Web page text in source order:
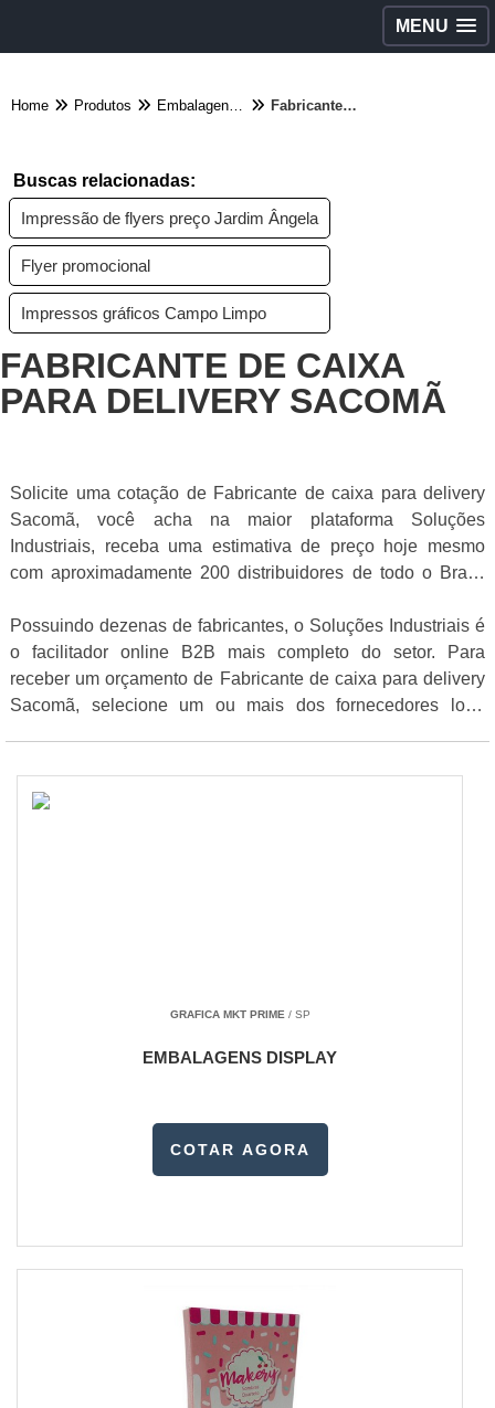
MENU
Home Produtos Embalagens diversas - Categoria Fabricante de caixa para delivery Sacomã
Buscas relacionadas:
Impressão de flyers preço Jardim Ângela
Flyer promocional
Impressos gráficos Campo Limpo
FABRICANTE DE CAIXA
PARA DELIVERY SACOMÃ
Solicite uma cotação de Fabricante de caixa para delivery
Sacomã, você acha na maior plataforma Soluções
Industriais, receba uma estimativa de preço hoje mesmo
com aproximadamente 200 distribuidores de todo o Brasil
Possuindo dezenas de fabricantes, o Soluções Industriais é
o facilitador online B2B mais completo do setor. Para
receber um orçamento de Fabricante de caixa para delivery
Sacomã, selecione um ou mais dos fornecedores logo
GRAFICA MKT PRIME/ SP
EMBALAGENS DISPLAY
COTAR AGORA